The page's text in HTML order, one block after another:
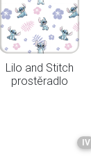
Lilo and Stitch
prostěradlo
IV